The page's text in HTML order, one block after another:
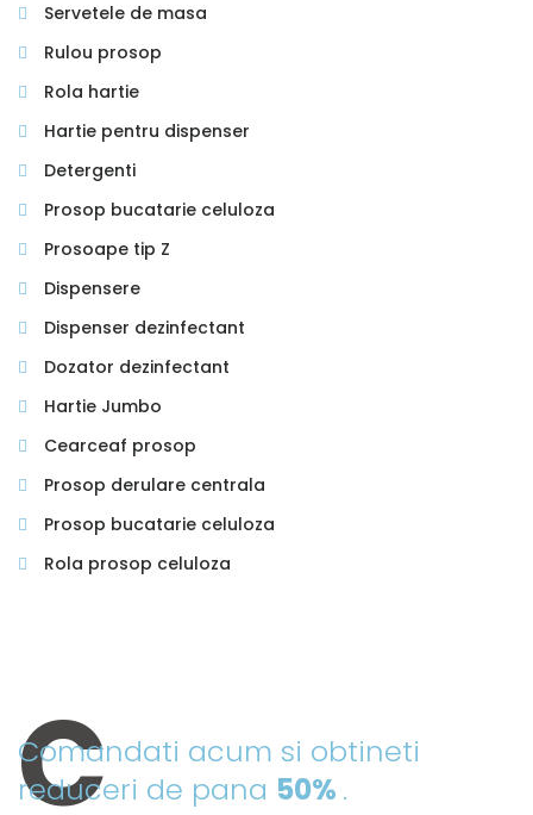
Servetele de masa
Rulou prosop
Rola hartie
Hartie pentru dispenser
Detergenti
Prosop bucatarie celuloza
Prosoape tip Z
Dispensere
Dispenser dezinfectant
Dozator dezinfectant
Hartie Jumbo
Cearceaf prosop
Prosop derulare centrala
Prosop bucatarie celuloza
Rola prosop celuloza
Comandati acum si obtineti
reduceri de pana 50% .